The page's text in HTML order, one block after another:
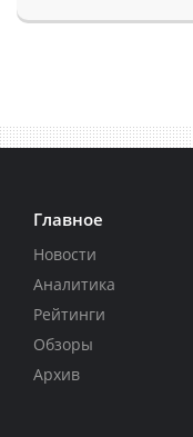
Главное
Новости
Аналитика
Рейтинги
Обзоры
Архив